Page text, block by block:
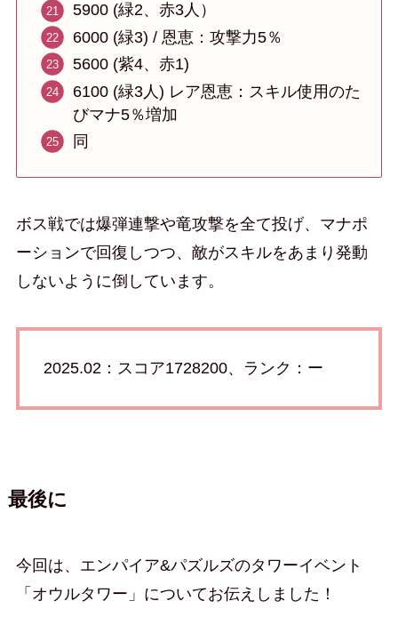
5900 (緑2、赤3人）
6000 (緑3) / 恩恵：攻撃力5％
5600 (紫4、赤1)
6100 (緑3人) レア恩恵：スキル使用のた
びマナ5％増加
同
ボス戦では爆弾連撃や竜攻撃を全て投げ、マナポ
ーションで回復しつつ、敵がスキルをあまり発動
しないように倒しています。
2025.02：スコア1728200、ランク：ー
最後に
今回は、エンパイア&パズルズのタワーイベント
「オウルタワー」についてお伝えしました！